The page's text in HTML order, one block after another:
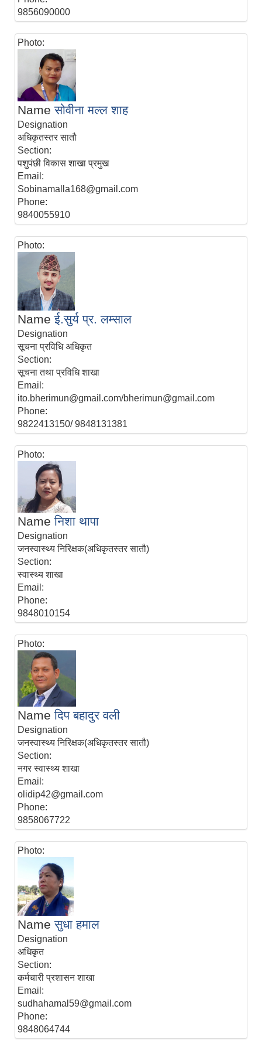
9856090000
Photo:
Name सोवीना मल्ल शाह
Designation
अधिकृतस्तर सातौ
Section:
पशुपंछी विकास शाखा प्रमुख
Email:
Sobinamalla168@gmail.com
Phone:
9840055910
Photo:
Name ई.सुर्य प्र. लम्साल
Designation
सूचना प्रविधि अधिकृत
Section:
सूचना तथा प्रविधि शाखा
Email:
ito.bherimun@gmail.com/bherimun@gmail.com
Phone:
9822413150/ 9848131381
Photo:
Name निशा थापा
Designation
जनस्वास्थ्य निरिक्षक(अधिकृतस्तर सातौ)
Section:
स्वास्थ्य शाखा
Email:
Phone:
9848010154
Photo:
Name दिप बहादुर वली
Designation
जनस्वास्थ्य निरिक्षक(अधिकृतस्तर सातौ)
Section:
नगर स्वास्थ्य शाखा
Email:
olidip42@gmail.com
Phone:
9858067722
Photo:
Name सुधा हमाल
Designation
अधिकृत
Section:
कर्मचारी प्रशासन शाखा
Email:
sudhahamal59@gmail.com
Phone:
9848064744